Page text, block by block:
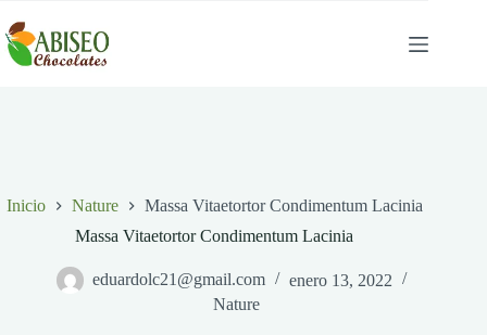
al
contenido
Inicio Nature
Massa Vitaetortor Condimentum Lacinia
Massa Vitaetortor Condimentum Lacinia
eduardolc21@gmail.com
enero 13, 2022
Nature